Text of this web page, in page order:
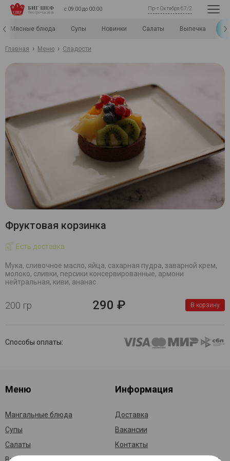
с 09:00 до 00:00 Пр-т Октября 67/2
Мясные блюда Супы Новинки Салаты Выпечка
Главная › Меню › Сладости
Фруктовая корзинка
Есть доставка
Мука, сливочное масло, яйца, сахарная пудра, заварной крем,
молоко, сливки, персики консервированные, армони
нейтральная, киви, ананас
200 гр 290 ₽ В корзину
Способы оплаты:
Меню
Мангальные блюда
Супы
Салаты
Информация
Доставка
Вакансии
Контакты